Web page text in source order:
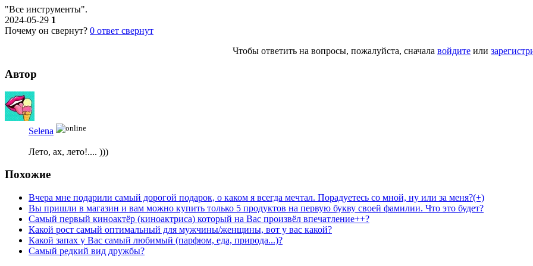
"Все инструменты".
2024-05-29 1
Почему он свернут? 0 ответ свернут
Чтобы ответить на вопросы, пожалуйста, сначала войдите или
Автор
Selena
Лето, ах, лето!.... )))
Похожие
Вчера мне подарили самый дорогой подарок, о каком я всегда мечтал. Порадуетесь со мной, ну или за меня?(+)
Вы пришли в магазин и вам можно купить только 5 продуктов на первую букву своей фамилии. Что это будет?
Самый первый киноактёр (киноактриса) который на Вас произвёл впечатление++?
Какой рост самый оптимальный для мужчины/женщины, вот у вас какой?
Какой запах у Вас самый любимый (парфюм, еда, природа...)?
Самый редкий вид дружбы?